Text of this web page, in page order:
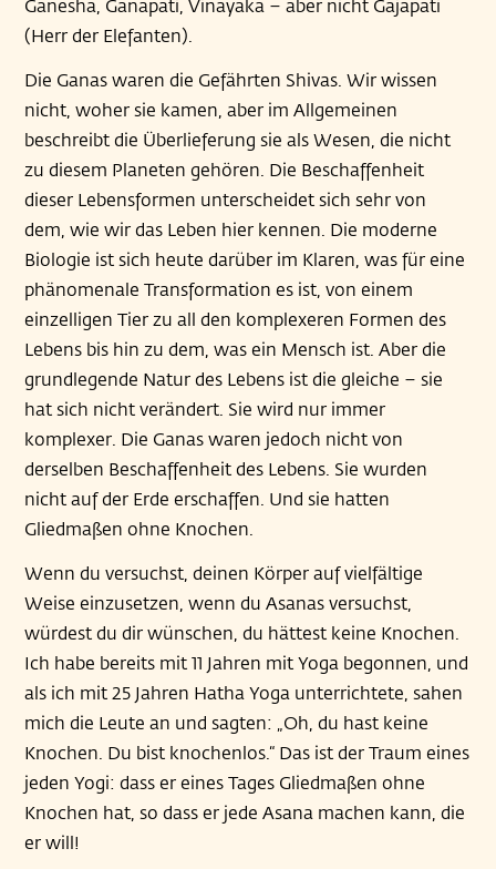
Ganesha, Ganapati, Vinayaka – aber nicht Gajapati
(Herr der Elefanten).
Die Ganas waren die Gefährten Shivas. Wir wissen
nicht, woher sie kamen, aber im Allgemeinen
beschreibt die Überlieferung sie als Wesen, die nicht
zu diesem Planeten gehören. Die Beschaffenheit
dieser Lebensformen unterscheidet sich sehr von
dem, wie wir das Leben hier kennen. Die moderne
Biologie ist sich heute darüber im Klaren, was für eine
phänomenale Transformation es ist, von einem
einzelligen Tier zu all den komplexeren Formen des
Lebens bis hin zu dem, was ein Mensch ist. Aber die
grundlegende Natur des Lebens ist die gleiche – sie
hat sich nicht verändert. Sie wird nur immer
komplexer. Die Ganas waren jedoch nicht von
derselben Beschaffenheit des Lebens. Sie wurden
nicht auf der Erde erschaffen. Und sie hatten
Gliedmaßen ohne Knochen.
Wenn du versuchst, deinen Körper auf vielfältige
Weise einzusetzen, wenn du Asanas versuchst,
würdest du dir wünschen, du hättest keine Knochen.
Ich habe bereits mit 11 Jahren mit Yoga begonnen, und
als ich mit 25 Jahren Hatha Yoga unterrichtete, sahen
mich die Leute an und sagten: „Oh, du hast keine
Knochen. Du bist knochenlos.“ Das ist der Traum eines
jeden Yogi: dass er eines Tages Gliedmaßen ohne
Knochen hat, so dass er jede Asana machen kann, die
er will!